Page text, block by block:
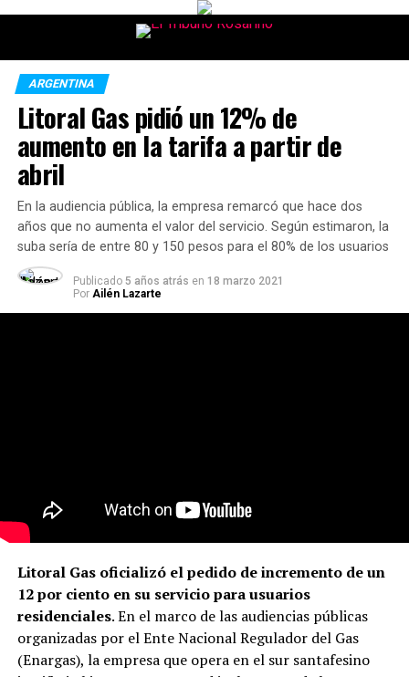
ARGENTINA
Litoral Gas pidió un 12% de
aumento en la tarifa a partir de
abril
En la audiencia pública, la empresa remarcó que hace dos
años que no aumenta el valor del servicio. Según estimaron, la
suba sería de entre 80 y 150 pesos para el 80% de los usuarios
Publicado 5 años atrás en 18 marzo 2021
Por Ailén Lazarte
Litoral Gas oficializó el pedido de incremento de un
12 por ciento en su servicio para usuarios
residenciales. En el marco de las audiencias públicas
organizadas por el Ente Nacional Regulador del Gas
(Enargas), la empresa que opera en el sur santafesino